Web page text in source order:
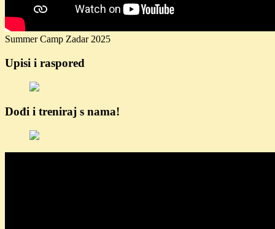
Summer Camp Zadar 2025
Upisi i raspored
Dođi i treniraj s nama!